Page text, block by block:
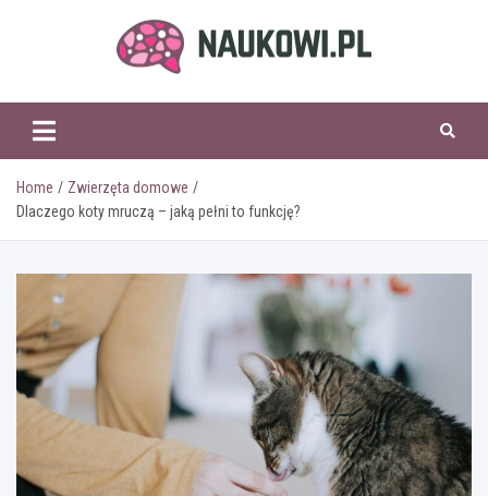
naukowi.pl
Home
Zwierzęta domowe
Dlaczego koty mruczą – jaką pełni to funkcję?